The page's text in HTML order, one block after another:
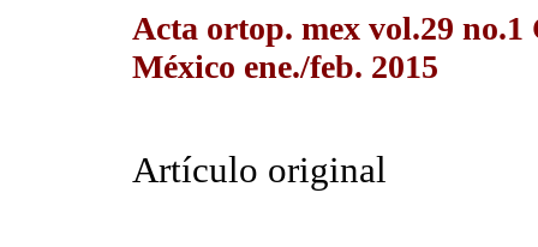
Acta ortop. mex vol.29 no.1
México ene./feb. 2015
Artículo original